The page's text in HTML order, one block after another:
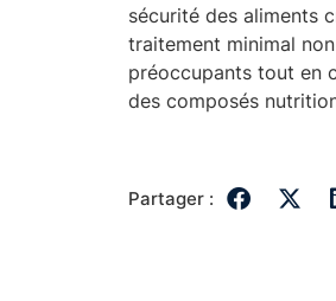
sécurité des aliments
traitement minimal
préoccupants tout en
des composés
Partager :